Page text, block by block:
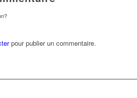
pour publier un commentaire.